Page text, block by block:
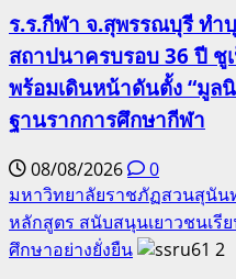
นานาชาติ
เซนต์
สตี
เฟ่นส์
เขา
5–
18
ตุลาคม
นี้
ร.ร.กีฬา จ.สุพรรณบุรี ท
สถาปนาครบรอบ 36 ปี ชู
พร้อมเดินหน้าดันตั้ง “มูล
ฐานรากการศึกษากีฬา
08/08/2026
0
มหาวิทยาลัยราชภัฏสวนสุนัน
หลักสูตร สนับสนุนเยาวชนเรี
ศึกษาอย่างยั่งยืน
2